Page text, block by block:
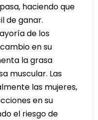
haciendo que
de ganar.
de los
en su
la grasa
muscular. Las
las mujeres,
en su
el riesgo de